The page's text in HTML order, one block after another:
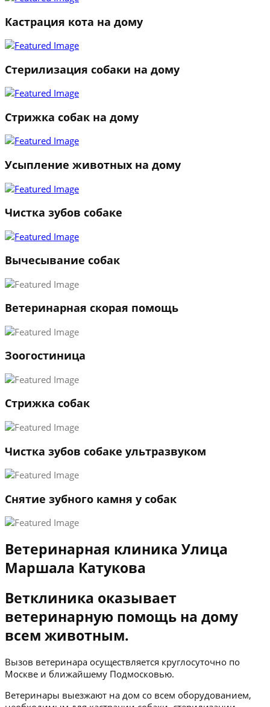
2
→
Кастрация кота на дому
Стерилизация собаки на дому
Стрижка собак на дому
Усыпление животных на дому
Чистка зубов собаке
Вычесывание собак
Ветеринарная скорая помощь
Зоогостиница
Стрижка собак
Чистка зубов собаке ультразвуком
Снятие зубного камня у собак
Ветеринарная клиника Улица
Маршала Катукова
Ветклиника оказывает
ветеринарную помощь на дому
всем животным.
Вызов ветеринара осуществляется круглосуточно по
Москве и ближайшему Подмосковью.
Ветеринары выезжают на дом со всем оборудованием,